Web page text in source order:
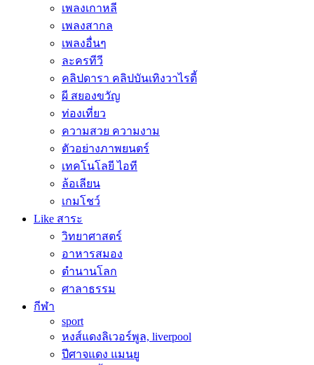
เพลงเกาหลี
เพลงสากล
เพลงอื่นๆ
ละครทีวี
คลิปดารา คลิปบันเทิงวาไรตี้
ผี สยองขวัญ
ท่องเที่ยว
ความสวย ความงาม
ตัวอย่างภาพยนตร์
เทคโนโลยี ไอที
ล้อเลียน
เกมโชว์
Like สาระ
วิทยาศาสตร์
อาหารสมอง
ตำนานโลก
ศาลาธรรม
กีฬา
sport
หงส์แดงลิเวอร์พูล, liverpool
ปีศาจแดง แมนยู